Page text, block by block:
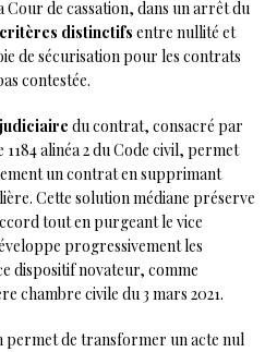
Cour de cassation, dans un arrêt du
critères distinctifs entre nullité et
de sécurisation pour les contrats
contestée.
du contrat, consacré par
alinéa 2 du Code civil, permet
un contrat en supprimant
Cette solution médiane préserve
tout en purgeant le vice
progressivement les
dispositif novateur, comme
chambre civile du 3 mars 2021.
de transformer un acte nul